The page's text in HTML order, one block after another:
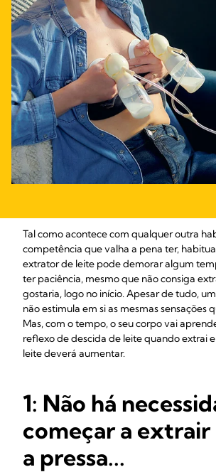
Tal como acontece com qualquer outra
competência que valha a pena ter,
extrator de leite pode demorar algum
ter paciência, mesmo que não consiga
gostaria, logo no início. Apesar de tudo,
não estimula em si as mesmas sensações
Mas, com o tempo, o seu corpo vai
reflexo de descida de leite quando extrai
leite deverá aumentar.
1: Não há
começar a extrair
a pressa...